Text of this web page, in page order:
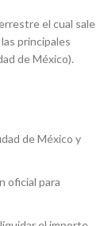
el cual sale
principales
de México).
de México y
oficial para